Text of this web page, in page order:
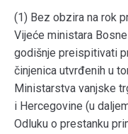
(1) Bez obzira na rok
Vijeće ministara
godišnje preispitivati
činjenica utvrđenih u
Ministarstva vanjske
i Hercegovine (u
Odluku o prestanku